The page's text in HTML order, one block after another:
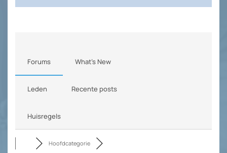
Forums What's New
Leden Recente posts
Huisregels
Hoofdcategorie